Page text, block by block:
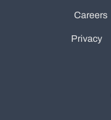
Careers
Privacy